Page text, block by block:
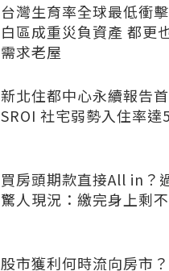
台灣生育率全球最低衝
白區成重災負資產 都更
需求老屋
新北住都中心永續報告
SROI 社宅弱勢入住率達
買房頭期款直接All in？
驚人現況：繳完身上剩
股市獲利何時流向房市